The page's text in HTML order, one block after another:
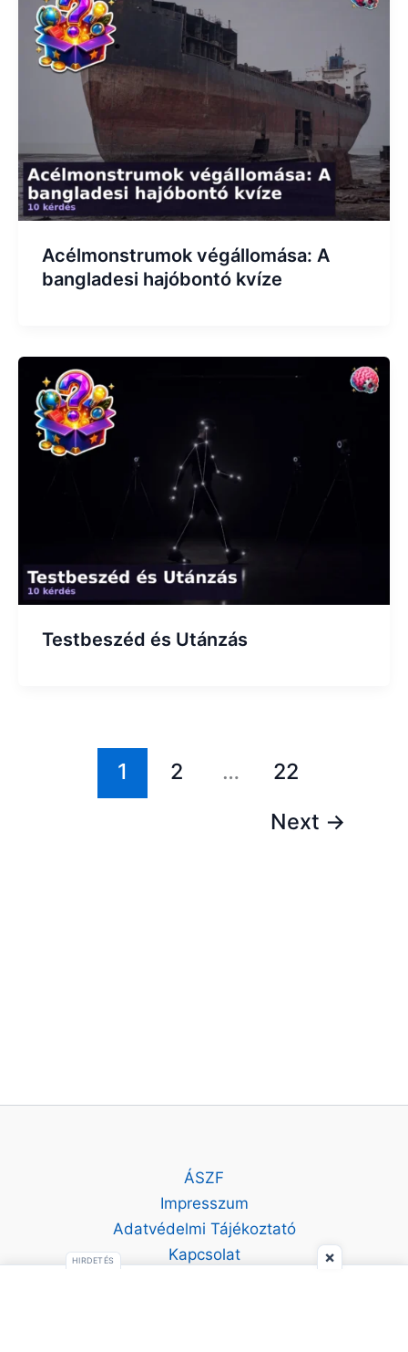
Acélmonstrumok végállomása: A
bangladesi hajóbontó kvíze
Testbeszéd és Utánzás
1 2 …
22
Next →
ÁSZF
Impresszum
Adatvédelmi Tájékoztató
Kapcsolat
HIRDETÉS ×